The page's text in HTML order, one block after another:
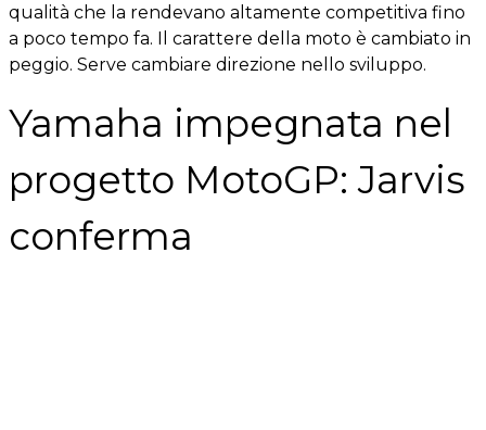
qualità che la rendevano altamente competitiva fino
a poco tempo fa. Il carattere della moto è cambiato in
peggio. Serve cambiare direzione nello sviluppo.
Yamaha impegnata nel
progetto MotoGP: Jarvis
conferma